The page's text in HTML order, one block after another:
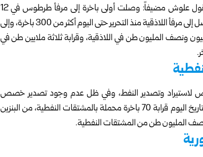
بعد التحرير شهد مرفأا اللاذقية وطرطوس زخماً كبيراً، يقول علوش مضيفاً: وصلت أولى باخرة إلى مرفأ طرطوس في 12
كانون الأول 2024، وبدأنا حركة تنزيل البضائع تباعاً، ووصل إلى مرفأ اللاذقية منذ التحرير حتى اليوم أكثر من 300 باخرة، وإلى
تقدر بين مليون ونصف المليون طن في اللاذقية، وقرابة ثلاثة ملايين طن في
لاستيراد وتصدير النفط، وفي ظل عدم وجود تصدير خصص
للاستيراد حالياً، حيث وصلت إليه منذ إعادة تأهيله حتى تاريخ اليوم قرابة 70 باخرة محملة بالمشتقات النفطية، من البنزين
المليون طن من المشتقات النفطية.